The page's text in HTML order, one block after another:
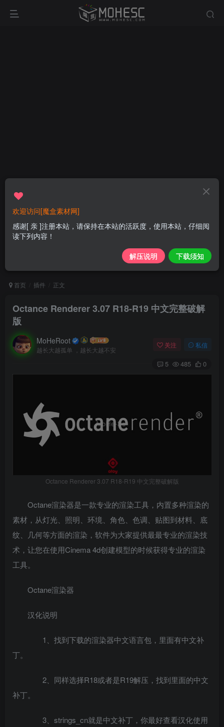
首页 插件 正文
Octance Renderer 3.07 R18-R19 中文完整破解
版
MoHeRoot
越长大越孤单 ，越长大越不安
关注 私信
5 485 0
Octance Renderer 3.07 R18-R19 中文完整破解版
Octane渲染器是一款专业的渲染工具，内置多种渲染的
素材，从灯光、照明、环境、角色、色调、贴图到材料、底
纹、几何等方面的渲染，软件为大家提供最最专业的渲染技
术，让您在使用Cinema 4d创建模型的时候获得专业的渲染
工具。
Octane渲染器
汉化说明
1、找到下载的渲染器中文语言包，里面有中文补
丁。
2、同样选择R18或者是R19解压，找到里面的中文
补丁。
3、strings_cn就是中文补丁，你最好查看汉化使用
欢迎访问[魔盒素材网]
感谢[ 亲 ]注册本站，请保持在本站的活跃度，使用本站，仔细阅
读下列内容！
解压说明 下载须知